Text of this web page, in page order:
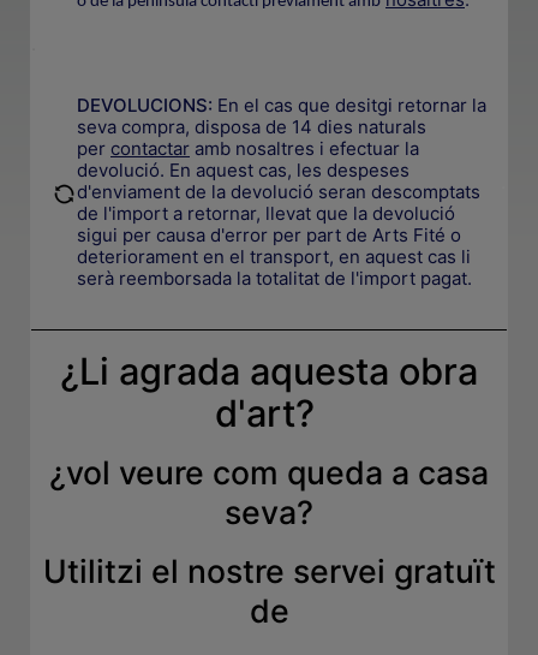
DEVOLUCIONS: En el cas que desitgi retornar la
seva compra, disposa de 14 dies naturals
per contactar amb nosaltres i efectuar la
devolució. En aquest cas, les despeses
d'enviament de la devolució seran descomptats
de l'import a retornar, llevat que la devolució
sigui per causa d'error per part de Arts Fité o
deteriorament en el transport, en aquest cas li
serà reemborsada la totalitat de l'import pagat.
¿Li agrada aquesta obra
d'art?
¿vol veure com queda a casa
seva?
Utilitzi el nostre servei gratuït
de